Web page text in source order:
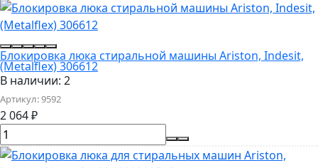
Блокировка люка стиральной машины Ariston, Indesit,
(Metalflex) 306612
В наличии: 2
Артикул:9592
2 064₽